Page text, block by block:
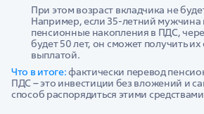
При этом возраст вкладчика не
Например, если 35-летний мужчина
пенсионные накопления в ПДС,
будет 50 лет, он сможет получить
выплатой.
Что в итоге:фактически перевод
ПДС – это инвестиции без вложений и
способ распорядиться этими